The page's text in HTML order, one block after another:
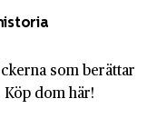
som berättar
dom här!